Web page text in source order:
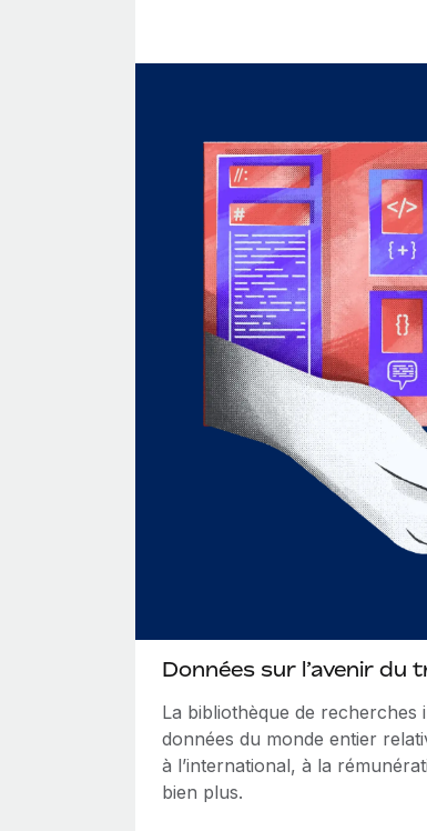
Données sur l’avenir du
La bibliothèque de recherches
données du monde entier
à l’international, à la
bien plus.